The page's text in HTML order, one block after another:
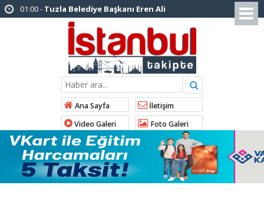
12:26 - İstanbul Emniyet Müdürlüğünden
“Gök Kubbe’de, Mavi Vatan’da, Şanlı Topraklarda:
İstanbul Emniyeti Her Yerde” paylaşımı
Çekmeköy Belediye Başkanı Orhan
Çerkez AK Parti’ye katıldı
İstanbul’da 4 CHP’li belediye başkanı
AK Parti’ye katılıyor
14:10 -Pendik Belediyesi ekipleri
Balıkesir’deki orman yangınına müdahale ediyor
10:23 -Arnavutköy Belediyesi’nden
Kastamonu Cide’ye kardeşlik eli
Ana Sayfa
İletişim
Video Galeri
Foto Galeri